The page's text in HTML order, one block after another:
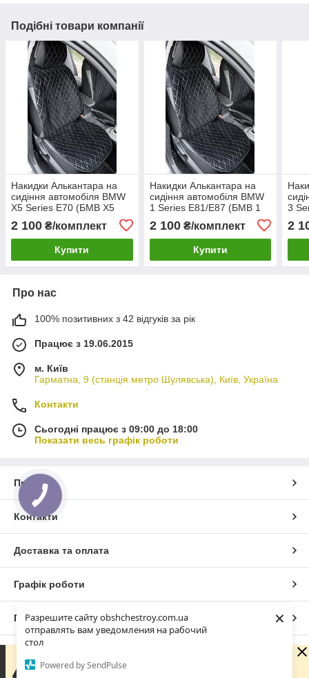
Разрешите сайту obshchestroy.com.ua
отправлять вам уведомления на рабочий
стол
Powered by SendPulse
×
Подібні товари компанії
Накидки Алькантара на
сидіння автомобіля BMW
X5 Series E70 (БМВ Х5
сидіння переднього ряду
2 100 ₴/комплект
Купити
Накидки Алькантара на
сидіння автомобіля BMW
1 Series E81/E87 (БМВ 1
Серії E81/E87) (1+1) два
сидіння переднього ряду
2 100₴/комплект
Купити
3
2
Про нас
100% позитивних з 42 відгуків за рік
Працює з 19.06.2015
м. Київ
Гарматна, 9 (станція метро Шулявська), Київ, Україна
Контакти
Сьогодні працює з 09:00 до 18:00
Показати весь графік роботи
Про нас
Контакти
Доставка та оплата
Графік роботи
Повна версія сайту
замовлення та повідомлення, оскільки за її графіком